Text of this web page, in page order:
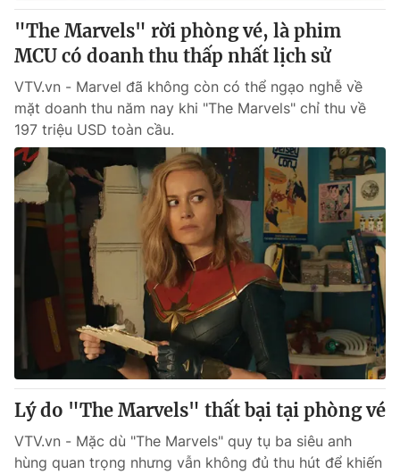
"The Marvels" rời phòng vé, là phim
MCU có doanh thu thấp nhất lịch sử
VTV.vn - Marvel đã không còn có thể ngạo nghễ về
mặt doanh thu năm nay khi "The Marvels" chỉ thu về
197 triệu USD toàn cầu.
Lý do "The Marvels" thất bại tại phòng vé
VTV.vn - Mặc dù "The Marvels" quy tụ ba siêu anh
hùng quan trọng nhưng vẫn không đủ thu hút để khiến